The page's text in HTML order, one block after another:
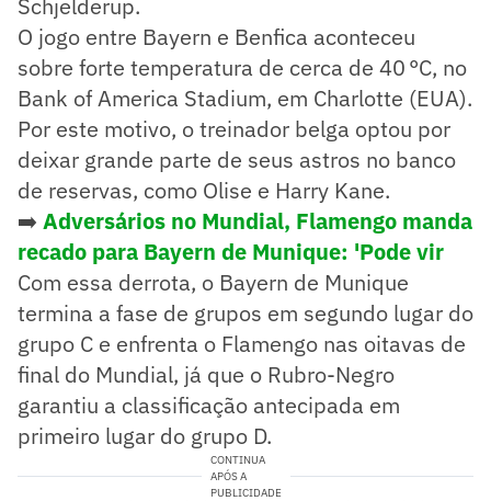
O jogo entre Bayern e Benfica aconteceu
sobre forte temperatura de cerca de 40 °C, no
Bank of America Stadium, em Charlotte (EUA).
Por este motivo, o treinador belga optou por
deixar grande parte de seus astros no banco
de reservas, como Olise e Harry Kane.
➡️ Adversários no Mundial, Flamengo manda
recado para Bayern de Munique: 'Pode vir
Com essa derrota, o Bayern de Munique
termina a fase de grupos em segundo lugar do
grupo C e enfrenta o Flamengo nas oitavas de
final do Mundial, já que o Rubro-Negro
garantiu a classificação antecipada em
primeiro lugar do grupo D.
CONTINUA
APÓS A
PUBLICIDADE